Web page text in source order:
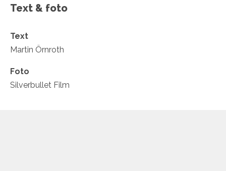
Text & foto
Text
Martin Örnroth
Foto
Silverbullet Film